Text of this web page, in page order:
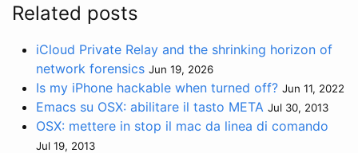
Related posts
iCloud Private Relay and the shrinking horizon of
network forensics Jun 19, 2026
Is my iPhone hackable when turned off? Jun 11, 2022
Emacs su OSX: abilitare il tasto META Jul 30, 2013
OSX: mettere in stop il mac da linea di comando
Jul 19, 2013